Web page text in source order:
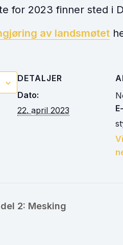
for 2023 finner sted i
av landsmøtet
DETALJER
Dato:
22. april 2023
2: Mesking